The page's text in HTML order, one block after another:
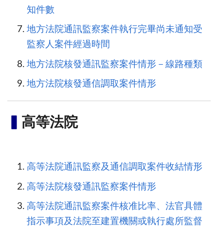
知件數
地方法院通訊監察案件執行完畢尚未通知受
監察人案件經過時間
地方法院核發通訊監察案件情形－線路種類
地方法院核發通信調取案件情形
高等法院
高等法院通訊監察及通信調取案件收結情形
高等法院核發通訊監察案件情形
高等法院通訊監察案件核准比率、法官具體
指示事項及法院至建置機關或執行處所監督